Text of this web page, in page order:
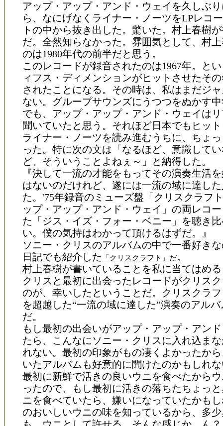
アップ・アップ・アンド・ウェイを久しぶ
ら、なにげなくライナー・ノーツをLPレコ
トの中から抜き出した。驚いた。村上春樹
だ。全然知らなかった。雰囲気として、村
のは1980年代の前半だと思う。
このレコードが録音されたのは1967年。と
ィフス・ディメンションがヒットさせたそ
されたことになる。その時は、私はまだジ
ない。グループサウンズにうつつをぬかす
でも、アップ・アップ・アンド・ウェイは
聞いていたと思う。それほど日本でもヒッ
ライナー・ノーツを読み進むうちに、ちょ
った。特に次の文は「なるほど、意識して
ど、そういうことよねぇ～」と納得した。
『決して一流の才能をもってその演奏生活
はないのだけれど、遂には一流の域に達し
た。'75年録音のミューズ盤「クリスクラフ
ップ・アップ・アンド・ウェイ」の両レコ
た「ジス・イズ・フォー・ベニー」を聴き
い。僕の気持はわかって頂けるはずだ。』
ソニー・クリスのアルバムの中で一番好き
日記でも紹介した
「クリスクラフト」だ。
村上春樹が書いていることを私に当てはめ
クリスと最初に出会ったレコードがクリス
のが、幸いしたということだ。クリスクラ
を超越した“一流の域に達した”演奏のアル
だ。
もし最初の出会いがアップ・アップ・アン
たら、こんなにソニー・クリスに入れ込ま
れない。最初の印象がもの凄くよかったか
いたアルバムも好意的に聞けたのかもしれ
最初に新鮮で活きの良いウニを食べたから
ったので、もし最初に活きの落ちたちょっ
ニを食べていたら、嫌いになっていたかも
のおいしいウニの味を知っているから、多